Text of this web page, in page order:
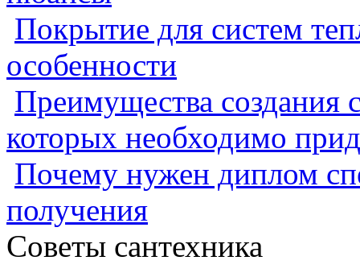
Покрытие для систем
особенности
Преимущества создания
которых необходимо
Почему нужен диплом
получения
Советы сантехника